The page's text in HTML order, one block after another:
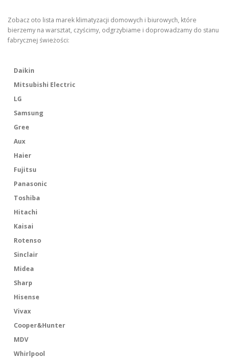
Zobacz oto lista marek klimatyzacji domowych i biurowych, które
bierzemy na warsztat, czyścimy, odgrzybiame i doprowadzamy do stanu
fabrycznej świeżości:
Daikin
Mitsubishi Electric
LG
Samsung
Gree
Aux
Haier
Fujitsu
Panasonic
Toshiba
Hitachi
Kaisai
Rotenso
Sinclair
Midea
Sharp
Hisense
Vivax
Cooper&Hunter
MDV
Whirlpool